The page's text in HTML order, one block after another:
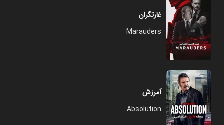
غارتگران
Marauders
آمرزش
Absolution